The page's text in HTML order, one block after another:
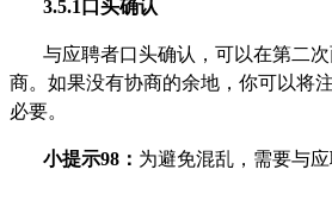
3.5.1口头确认
与应聘者口头确认，可以在第二
商。如果没有协商的余地，你可以将
必要。
小提示98： 为避免混乱，需要与